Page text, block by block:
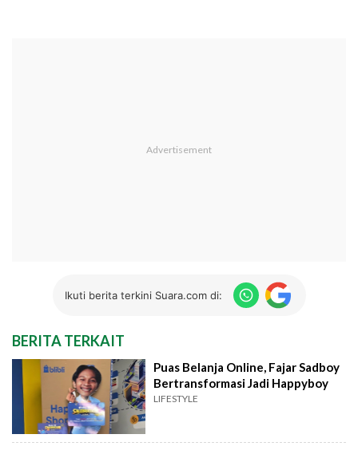
Ikuti berita terkini Suara.com di:
BERITA TERKAIT
Puas Belanja Online, Fajar Sadboy
Bertransformasi Jadi Happyboy
LIFESTYLE